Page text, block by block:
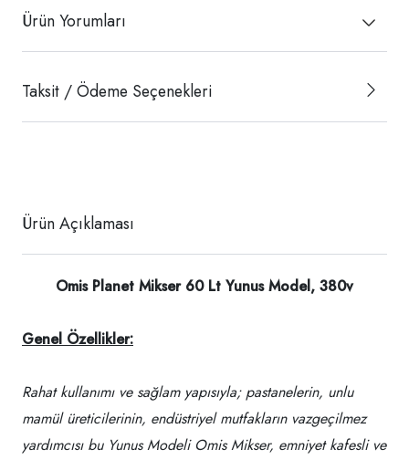
Ürün Yorumları
Taksit / Ödeme Seçenekleri
Ürün Açıklaması
Omis Planet Mikser 60 Lt Yunus Model, 380v
Genel Özellikler:
Rahat kullanımı ve sağlam yapısıyla; pastanelerin, unlu
mamül üreticilerinin, endüstriyel mutfakların vazgeçilmez
yardımcısı bu Yunus Modeli Omis Mikser, emniyet kafesli ve